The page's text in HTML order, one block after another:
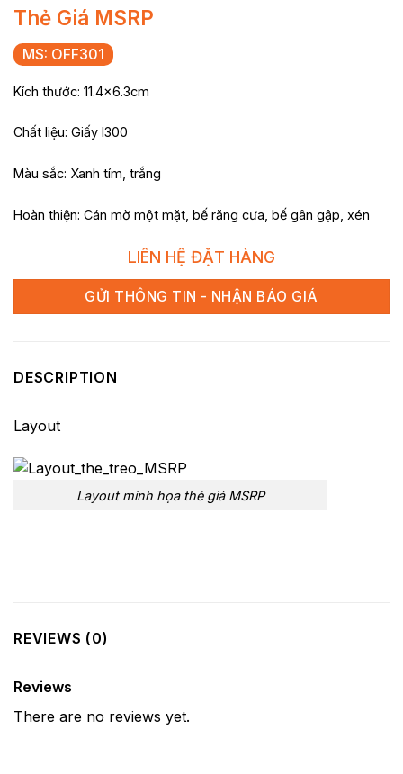
Thẻ Giá MSRP
MS: OFF301
Kích thước: 11.4×6.3cm
Chất liệu: Giấy I300
Màu sắc: Xanh tím, trắng
Hoàn thiện: Cán mờ một mặt, bế răng cưa, bế gân gập, xén
LIÊN HỆ ĐẶT HÀNG
GỬI THÔNG TIN - NHẬN BÁO GIÁ
DESCRIPTION
Layout
Layout minh họa thẻ giá MSRP
REVIEWS (0)
Reviews
There are no reviews yet.